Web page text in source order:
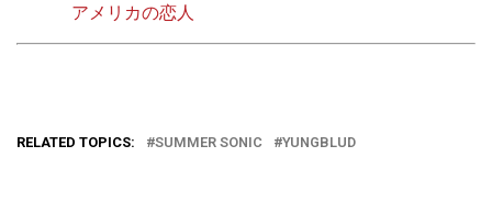
アメリカの恋人
RELATED TOPICS: SUMMER SONIC YUNGBLUD